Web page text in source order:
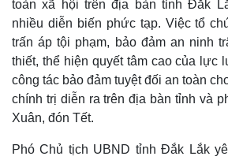
toàn xã hội trên địa bàn tỉnh Đắk
nhiều diễn biến phức tạp. Việc tổ
trấn áp tội phạm, bảo đảm an ninh
thiết, thể hiện quyết tâm cao của lực
công tác bảo đảm tuyệt đối an toàn
chính trị diễn ra trên địa bàn tỉnh và
Xuân, đón Tết.
Phó Chủ tịch UBND tỉnh Đắk Lắk